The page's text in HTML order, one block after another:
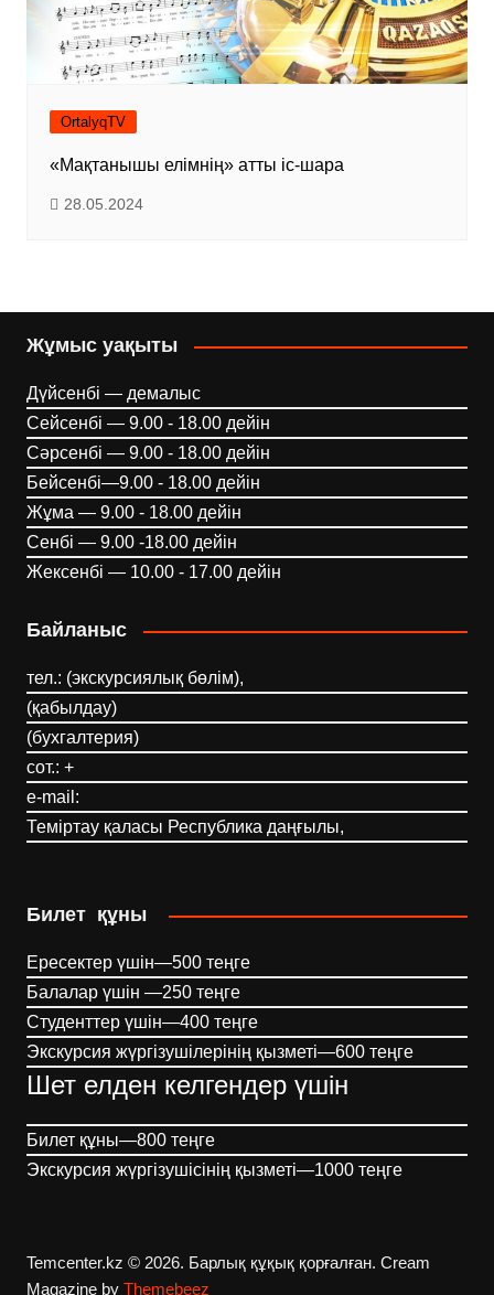
OrtalyqTV
«Мақтанышы елімнің» атты іс-шара
28.05.2024
Жұмыс уақыты
Дүйсенбі — демалыс
Сейсенбі — 9.00 - 18.00 дейін
Сәрсенбі — 9.00 - 18.00 дейін
Бейсенбі—9.00 - 18.00 дейін
Жұма — 9.00 - 18.00 дейін
Сенбі — 9.00 -18.00 дейін
Жексенбі — 10.00 - 17.00 дейін
Байланыс
тел.: (экскурсиялық бөлім),
(қабылдау)
(бухгалтерия)
сот.: +
e-mail:
Теміртау қаласы Республика даңғылы,
Билет құны
Ересектер үшін—500 теңге
Балалар үшін —250 теңге
Студенттер үшін—400 теңге
Экскурсия жүргізушілерінің қызметі—600 теңге
Шет елден келгендер үшін
Билет құны—800 теңге
Экскурсия жүргізушісінің қызметі—1000 теңге
Temcenter.kz © 2026. Барлық құқық қорғалған. Cream
Magazine by Themebeez